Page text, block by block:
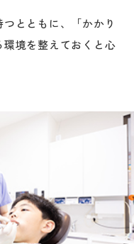
とともに、「かかり
境を整えておくと心